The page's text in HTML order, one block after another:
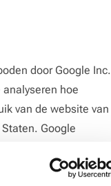
door Google Inc.
hoe
van de website van
Google
uw IP-adres niet